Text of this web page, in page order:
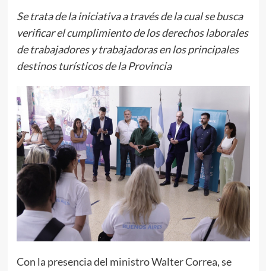
Se trata de la iniciativa a través de la cual se busca
verificar el cumplimiento de los derechos laborales
de trabajadores y trabajadoras en los principales
destinos turísticos de la Provincia
Con la presencia del ministro Walter Correa, se